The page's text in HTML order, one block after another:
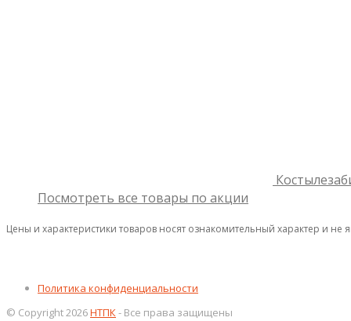
Посмотреть все товары по акции
Цены и характеристики товаров носят ознакомительный характер и не
Политика конфиденциальности
© Copyright 2026НТПК- Все права защищены